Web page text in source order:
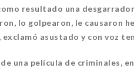
resultado una
lo golpearon, le causaron
asustado y con voz
una película de criminales,